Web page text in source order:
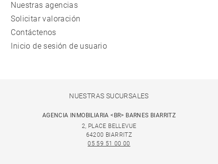
Nuestras agencias
Solicitar valoración
Contáctenos
Inicio de sesión de usuario
NUESTRAS SUCURSALES
AGENCIA INMOBILIARIA <BR> BARNES BIARRITZ
2, PLACE BELLEVUE
64200 BIARRITZ
05 59 51 00 00